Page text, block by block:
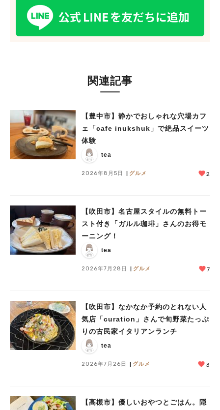
関連記事
【豊中市】静かでおしゃれな穴場カフ
ェ「cafe inukshuk」で絶品スイーツ
体験
tea
2026年8月5日 グルメ 2
【吹田市】名古屋スタイルの無料トー
スト付き「ガルル珈琲」さんのお得モ
ーニング！
tea
2026年7月28日 グルメ 7
【吹田市】なかなか予約のとれない人
気店「curation」さんで旬野菜たっぷ
りの古民家イタリアンランチ
tea
2026年7月26日 グルメ 3
【高槻市】優しいおやつとごはん。隠
人気のキーワード
#今週どこいく？#自然とふれあう#ランチ
#教えたい／教えて投稿記事#大阪学院大 商品開発プロジェクト